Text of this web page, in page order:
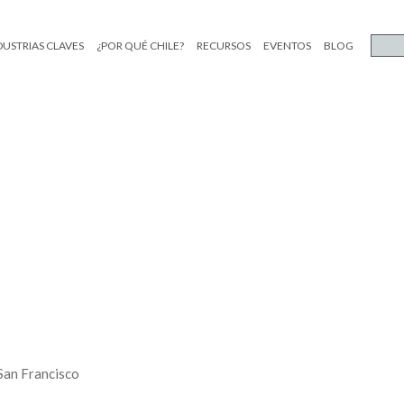
CLAVES ¿POR QUÉ CHILE? RECURSOS EVENTOS BLOG
Francisco